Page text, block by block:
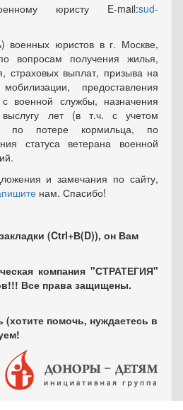
юристу E-mail:sud-
военных юристов в г. Москве,
вопросам получения жилья,
страховых выплат, призыва на
предоставления
с военной службы, назначения
лет (в т.ч. с учетом
по потере кормильца, по
статуса ветерана военной
и замечания по сайту,
нам. Спасибо!
(Ctrl+В(D)), он Вам
компания "СТРАТЕГИЯ"
Все права защищены.
(хотите помочь, нуждаетесь в